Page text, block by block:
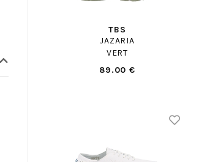
TBS
JAZARIA
VERT
89.00 €